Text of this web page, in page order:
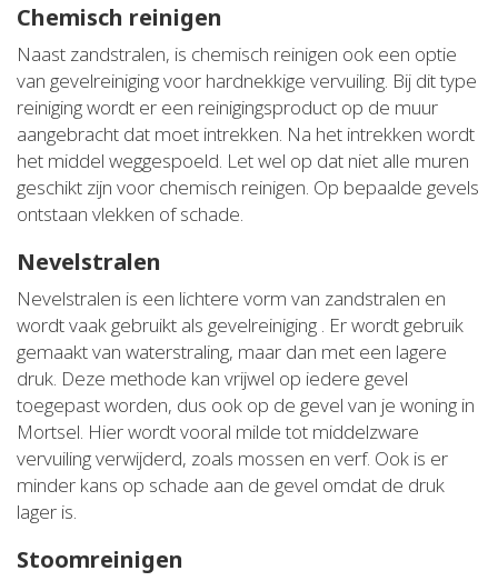
Chemisch reinigen
Naast zandstralen, is chemisch reinigen ook een optie
van gevelreiniging voor hardnekkige vervuiling. Bij dit type
reiniging wordt er een reinigingsproduct op de muur
aangebracht dat moet intrekken. Na het intrekken wordt
het middel weggespoeld. Let wel op dat niet alle muren
geschikt zijn voor chemisch reinigen. Op bepaalde gevels
ontstaan vlekken of schade.
Nevelstralen
Nevelstralen is een lichtere vorm van zandstralen en
wordt vaak gebruikt als gevelreiniging . Er wordt gebruik
gemaakt van waterstraling, maar dan met een lagere
druk. Deze methode kan vrijwel op iedere gevel
toegepast worden, dus ook op de gevel van je woning in
Mortsel. Hier wordt vooral milde tot middelzware
vervuiling verwijderd, zoals mossen en verf. Ook is er
minder kans op schade aan de gevel omdat de druk
lager is.
Stoomreinigen